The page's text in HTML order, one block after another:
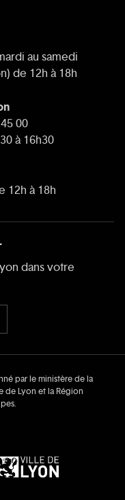
au samedi
de 12h à 18h
00
à 16h30
12h à 18h
dans votre
par le ministère de la
de Lyon et la Région